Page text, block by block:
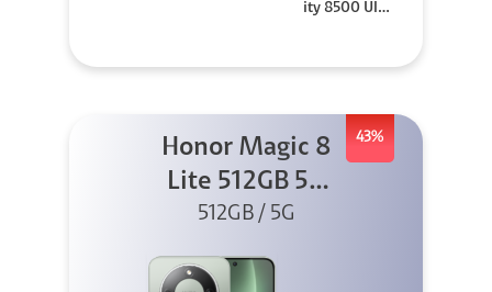
ity 8500 Ultr
43%
Honor Magic 8
Lite 512GB 5G
Verde
512GB / 5G